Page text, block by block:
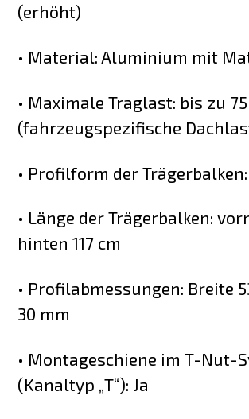
(erhöht)
• Material: Aluminium mit
• Maximale Traglast: bis zu
(fahrzeugspezifische
• Profilform der Trägerbalken:
• Länge der Trägerbalken:
hinten 117 cm
• Profilabmessungen: Breite
30 mm
• Montageschiene im T-Nut-
(Kanaltyp „T“): Ja